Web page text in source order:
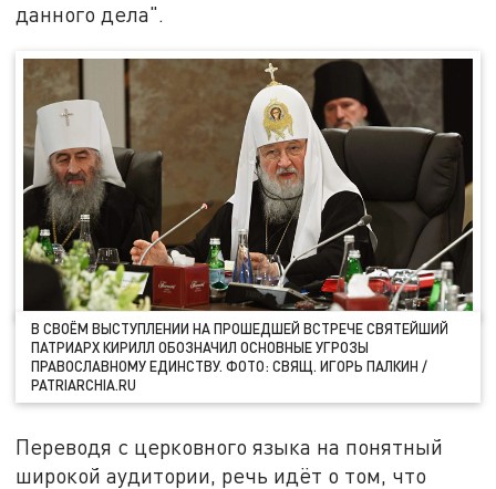
данного дела".
В СВОЁМ ВЫСТУПЛЕНИИ НА ПРОШЕДШЕЙ ВСТРЕЧЕ СВЯТЕЙШИЙ
ПАТРИАРХ КИРИЛЛ ОБОЗНАЧИЛ ОСНОВНЫЕ УГРОЗЫ
ПРАВОСЛАВНОМУ ЕДИНСТВУ. ФОТО: СВЯЩ. ИГОРЬ ПАЛКИН /
PATRIARCHIA.RU
Переводя с церковного языка на понятный
широкой аудитории, речь идёт о том, что